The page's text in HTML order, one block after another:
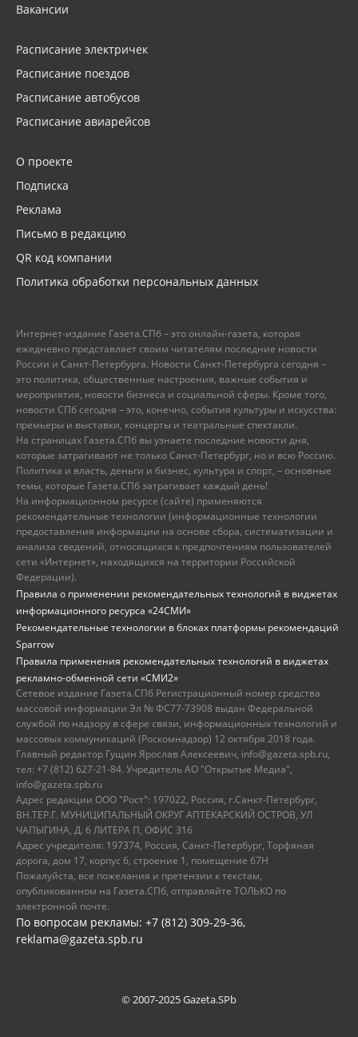
Вакансии
Расписание электричек
Расписание поездов
Расписание автобусов
Расписание авиарейсов
О проекте
Подписка
Реклама
Письмо в редакцию
QR код компании
Политика обработки персональных данных
Интернет-издание Газета.СПб – это онлайн-газета, которая
ежедневно представляет своим читателям последние новости
России и Санкт-Петербурга. Новости Санкт-Петербурга сегодня –
это политика, общественные настроения, важные события и
мероприятия, новости бизнеса и социальной сферы. Кроме того,
новости СПб сегодня – это, конечно, события культуры и искусства:
премьеры и выставки, концерты и театральные спектакли.
На страницах Газета.СПб вы узнаете последние новости дня,
которые затрагивают не только Санкт-Петербург, но и всю Россию.
Политика и власть, деньги и бизнес, культура и спорт, – основные
темы, которые Газета.СПб затрагивает каждый день!
На информационном ресурсе (сайте) применяются
рекомендательные технологии (информационные технологии
предоставления информации на основе сбора, систематизации и
анализа сведений, относящихся к предпочтениям пользователей
сети «Интернет», находящихся на территории Российской
Федерации).
Правила о применении рекомендательных технологий в виджетах
информационного ресурса «24СМИ»
Рекомендательные технологии в блоках платформы рекомендаций
Sparrow
Правила применения рекомендательных технологий в виджетах
рекламно-обменной сети «СМИ2»
Сетевое издание Газета.СПб Регистрационный номер средства
массовой информации Эл № ФС77-73908 выдан Федеральной
службой по надзору в сфере связи, информационных технологий и
массовых коммуникаций (Роскомнадзор) 12 октября 2018 года.
Главный редактор Гущин Ярослав Алексеевич, info@gazeta.spb.ru,
тел: +7 (812) 627-21-84. Учредитель АО "Открытые Медиа",
info@gazeta.spb.ru
Адрес редакции ООО "Рост": 197022, Россия, г.Санкт-Петербург,
ВН.ТЕР.Г. МУНИЦИПАЛЬНЫЙ ОКРУГ АПТЕКАРСКИЙ ОСТРОВ, УЛ
ЧАПЫГИНА, Д. 6 ЛИТЕРА П, ОФИС 316
Адрес учредителя: 197374, Россия, Санкт-Петербург, Торфяная
дорога, дом 17, корпус 6, строение 1, помещение 67Н
Пожалуйста, все пожелания и претензии к текстам,
опубликованном на Газета.СПб, отправляйте ТОЛЬКО по
электронной почте.
По вопросам рекламы: +7 (812) 309-29-36,
reklama@gazeta.spb.ru
© 2007-2025 Gazeta.SPb